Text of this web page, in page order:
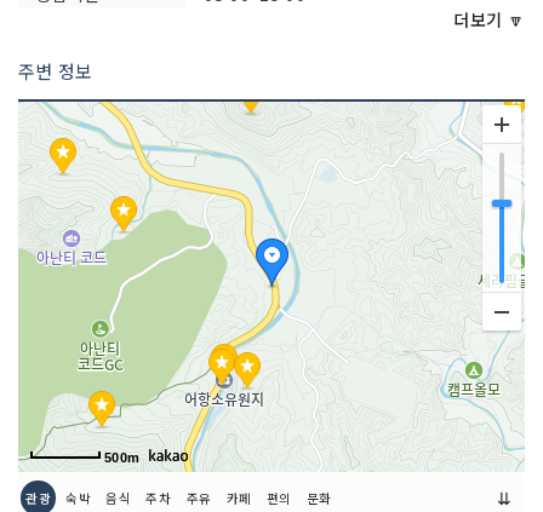
쉬는날 매주 수요일
취급 메뉴 두부전골 / 내장무침 / 곱창전골 외
더보기 🔽
주변 정보
500m
관광 숙박 음식 주차 주유 카페 편의 문화 ⇊